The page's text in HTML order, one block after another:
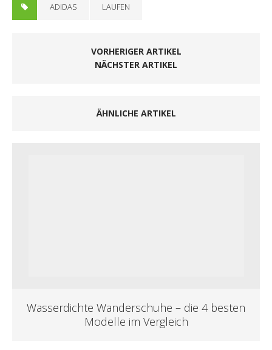
ADIDAS LAUFEN
VORHERIGER ARTIKEL
NÄCHSTER ARTIKEL
ÄHNLICHE ARTIKEL
Wasserdichte Wanderschuhe – die 4 besten
Modelle im Vergleich